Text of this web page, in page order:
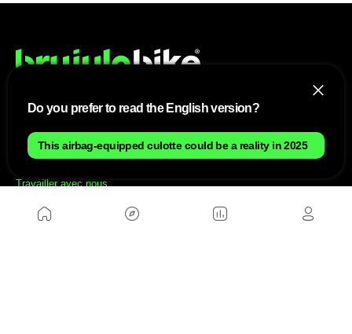
Plan du site
Travailler avec nous
SITES D'AMIS
Do you prefer to read the English version?
This airbag-equipped culotte could be a reality in 2025